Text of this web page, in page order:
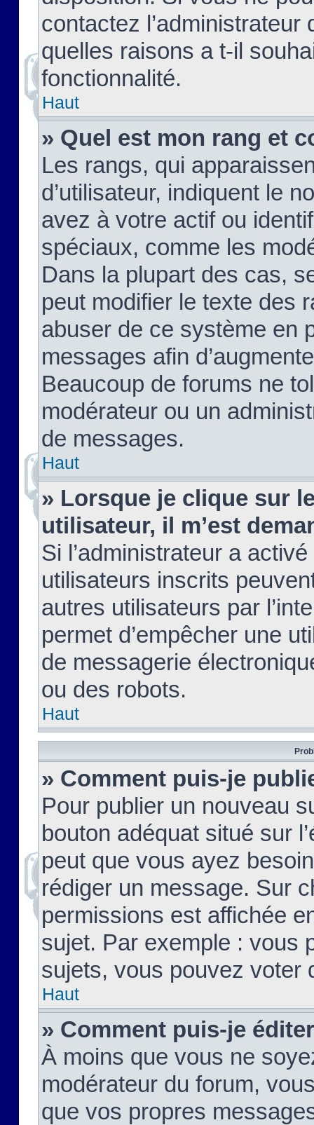
contactez
quelles raisons a t-il
fonctionnalité.
Haut
» Quel est mon rang et
Les rangs, qui
d’utilisateur, indiquent le
avez à votre actif ou
spéciaux, comme les
Dans la plupart des cas,
peut modifier le texte des
abuser de ce système en
messages afin
Beaucoup de forums ne
modérateur ou un
de messages.
Haut
» Lorsque je clique sur
utilisateur, il m’est
Si l’administrateur a
utilisateurs inscrits
autres utilisateurs par
permet d’empêcher une
de messagerie
ou des robots.
Haut
» Comment puis-je
Pour publier un nouveau
bouton adéquat situé sur
peut que vous ayez
rédiger un message. Sur
permissions est affichée
sujet. Par exemple : vous
sujets, vous pouvez voter
Haut
» Comment puis-je
À moins que vous ne
modérateur du forum,
que vos propres